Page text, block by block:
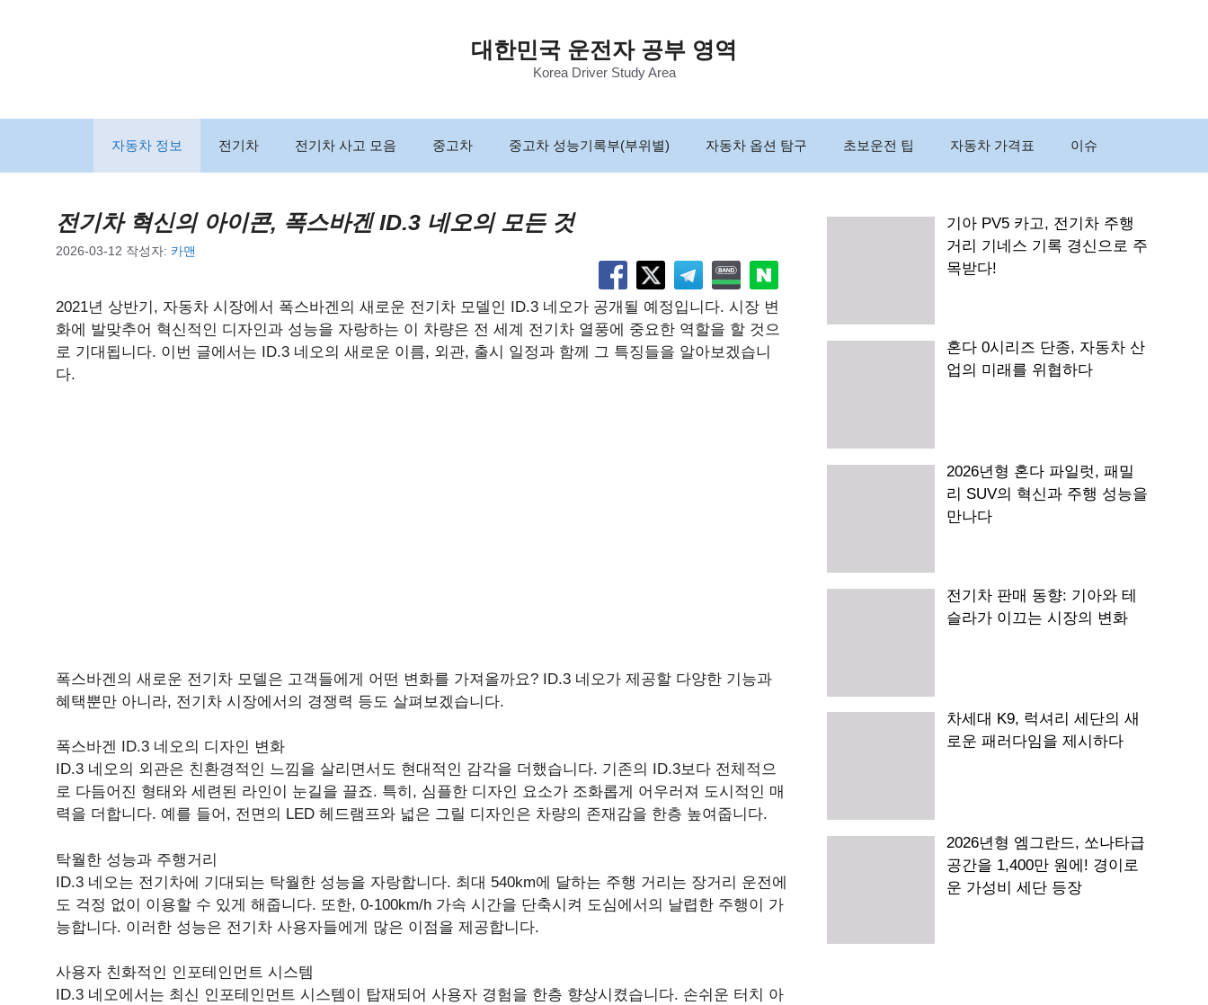
너
대한민국 운전자 공부 영역
Korea Driver Study Area
자동차 정보 전기차 전기차 사고 모음 중고차 중고차 성능기록부(부위별) 자동차 옵션 탐구 초보운전 팁 자동차 가격표 이슈
전기차 혁신의 아이콘, 폭스바겐 ID.3 네오의 모든 것
2026-03-12 작성자: 카맨
2021년 상반기, 자동차 시장에서 폭스바겐의 새로운 전기차 모델인 ID.3 네오가 공개될 예정입니다. 시장 변
화에 발맞추어 혁신적인 디자인과 성능을 자랑하는 이 차량은 전 세계 전기차 열풍에 중요한 역할을 할 것으
로 기대됩니다. 이번 글에서는 ID.3 네오의 새로운 이름, 외관, 출시 일정과 함께 그 특징들을 알아보겠습니
다.
폭스바겐의 새로운 전기차 모델은 고객들에게 어떤 변화를 가져올까요? ID.3 네오가 제공할 다양한 기능과
혜택뿐만 아니라, 전기차 시장에서의 경쟁력 등도 살펴보겠습니다.
폭스바겐 ID.3 네오의 디자인 변화
ID.3 네오의 외관은 친환경적인 느낌을 살리면서도 현대적인 감각을 더했습니다. 기존의 ID.3보다 전체적으
로 다듬어진 형태와 세련된 라인이 눈길을 끌죠. 특히, 심플한 디자인 요소가 조화롭게 어우러져 도시적인 매
력을 더합니다. 예를 들어, 전면의 LED 헤드램프와 넓은 그릴 디자인은 차량의 존재감을 한층 높여줍니다.
탁월한 성능과 주행거리
ID.3 네오는 전기차에 기대되는 탁월한 성능을 자랑합니다. 최대 540km에 달하는 주행 거리는 장거리 운전에
도 걱정 없이 이용할 수 있게 해줍니다. 또한, 0-100km/h 가속 시간을 단축시켜 도심에서의 날렵한 주행이 가
능합니다. 이러한 성능은 전기차 사용자들에게 많은 이점을 제공합니다.
사용자 친화적인 인포테인먼트 시스템
ID.3 네오에서는 최신 인포테인먼트 시스템이 탑재되어 사용자 경험을 한층 향상시켰습니다. 손쉬운 터치 아
기아 PV5 카고, 전기차 주행
거리 기네스 기록 경신으로 주
목받다!
혼다 0시리즈 단종, 자동차 산
업의 미래를 위협하다
2026년형 혼다 파일럿, 패밀
리 SUV의 혁신과 주행 성능을
만나다
전기차 판매 동향: 기아와 테
슬라가 이끄는 시장의 변화
차세대 K9, 럭셔리 세단의 새
로운 패러다임을 제시하다
2026년형 엠그란드, 쏘나타급
공간을 1,400만 원에! 경이로
운 가성비 세단 등장